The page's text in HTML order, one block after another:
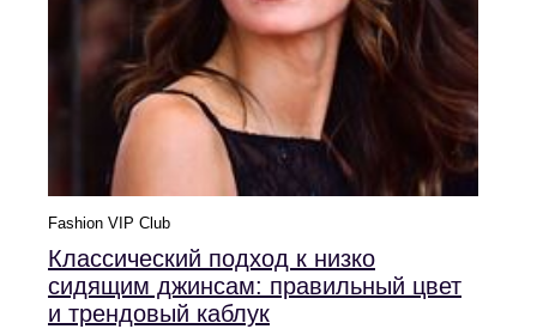
Fashion VIP Club
Классический подход к низко
сидящим джинсам: правильный цвет
и трендовый каблук